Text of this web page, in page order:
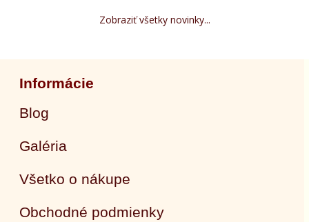
Zobraziť všetky novinky...
Informácie
Blog
Galéria
Všetko o nákupe
Obchodné podmienky